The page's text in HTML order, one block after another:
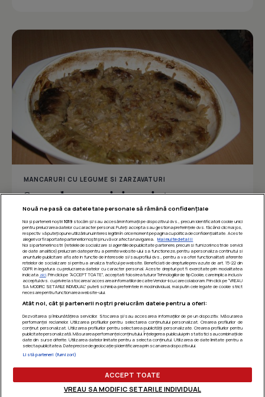
MANCARURI CU LEGUME SI ZARZAVATURI
Sarmale cu nuci si seminte
Îmi place Distribuie
Nouă ne pasă ca datele tale personale să rămână confidențiale
Noi și partenerii noștri 1019stocăm și/sau accesăm informații pe dispozitivul dvs., precum identificatorii cookie unici
pentru prelucrarea datelor cu caracter personal. Puteți accepta sau gestiona preferințele dvs. făcând clic mai jos,
respectiv vă puteți opune utilizării unui interes legitim în orice moment pe pagina cu politica de confidențialitate. Aceste
alegeri vor fi raportate partenerilor noștri și nu vă vor afecta navigarea.
Mai multe detalii
Noi si partenerii nostri (retelele de socializare si agentiile de publicitate partenere, precum si furnizorii nostri de servicii
de date analitice) prelucram date pentru a permite website-ului sa functioneze, pentru a personaliza continutul si
anunturile publicitare afisate in functie de interesele si/sau profilul dvs., pentru a va oferi functionalitati aferente
retelelor de socializare si pentru a analiza traficul pe website. Beneficiati de drepturile prevazute de art. 15-22 din
GDPR in legatura cu prelucrarea datelor cu caracter personal. Aceste drepturi pot fi exercitate prin modalitatea
indicata aici. Prin click pe “ACCEPT TOATE”, acceptati folosirea tuturor Tehnologiilor de tip Cookie, care implica inclusiv
acceptul dvs. cu privire la stocarea/accesarea informatiilor de catre Vendor-ii cu care colaboram. Prin click pe “VREAU
SA MODIFIC SETARILE INDIVIDUAL” puteti schimba preferintele in mod individual, mai putin cele legate de cookie strict
necesare pentru functionarea website-ului.
Atât noi, cât și partenerii noștri prelucrăm datele pentru a oferi:
Dezvoltarea și îmbunătățirea serviciilor. Stocarea și/sau accesarea informațiilor de pe un dispozitiv. Măsurarea
performanței reclamelor. Utilizarea profilurilor pentru selectarea conținutului personalizat. Crearea profilurilor de
conținut personalizat. Utilizarea profilurilor pentru selectarea publicității personalizate. Crearea profilurilor pentru
publicitate personalizată. Măsurarea performanței conținutului. Înțelegerea publicului prin statistici sau combinații de
date din surse diferite. Utilizarea datelor limitate pentru a selecta conținutul. Utilizarea de date limitate pentru a
selecta publicitatea. Date precise de geolocație și identificarea prin scanarea dispozitivului.
Listă parteneri (furnizori)
ACCEPT TOATE
VREAU SA MODIFIC SETARILE INDIVIDUAL